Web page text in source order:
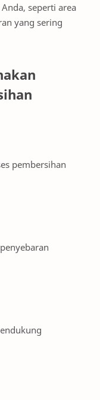
seperti area
yang sering
pembersihan